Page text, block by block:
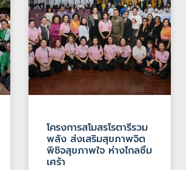
โครงการสโมสรโรตารีรวม
พลัง ส่งเสริมสุขภาพจิต
พิชิจสุขภาพใจ ห่างไกลซึม
เศร้า